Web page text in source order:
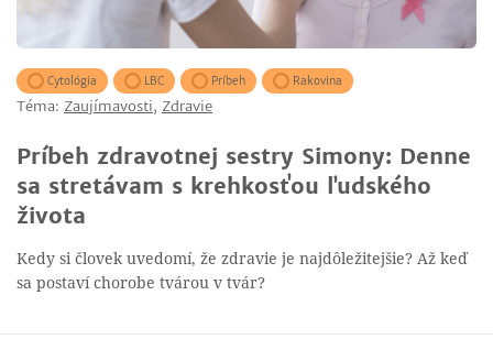
Cytológia LBC Príbeh Rakovina
Téma: Zaujímavosti, Zdravie
Príbeh zdravotnej sestry Simony: Denne
sa stretávam s krehkosťou ľudského
života
Kedy si človek uvedomí, že zdravie je najdôležitejšie? Až keď
sa postaví chorobe tvárou v tvár?